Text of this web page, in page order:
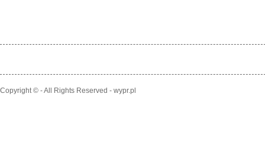
Copyright © - All Rights Reserved - wypr.pl